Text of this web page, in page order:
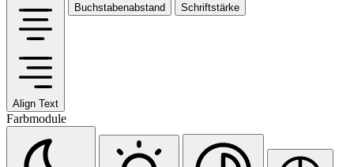
Align Text
Buchstabenabstand Schriftstärke
Farbmodule